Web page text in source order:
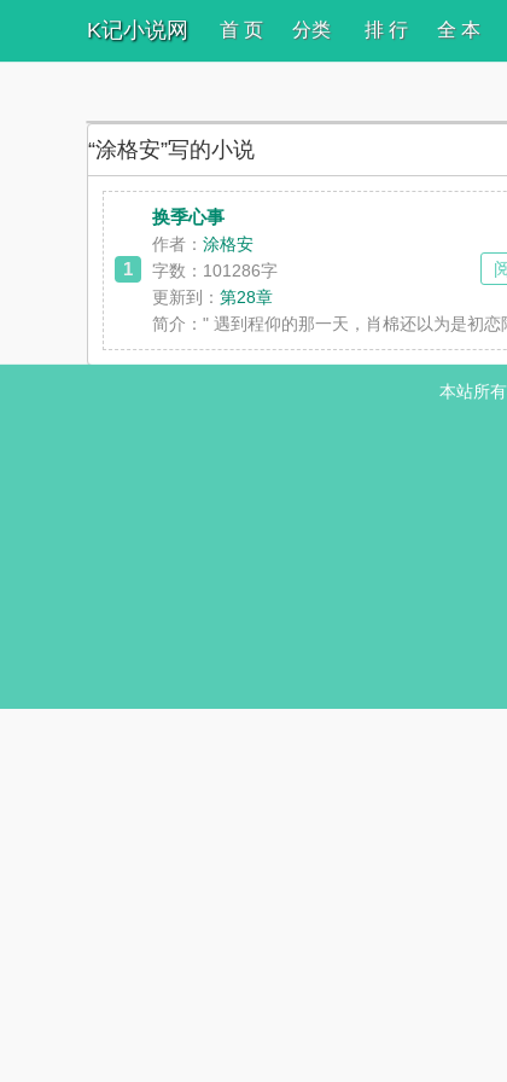
K记小说网 首 页 分类 排 行 全 本
“涂格安”写的小说
1
换季心事
作者： 涂格安
字数：101286字
更新到： 第28章
简介： " 遇到程仰的那一天，肖棉还以为是初
本站所